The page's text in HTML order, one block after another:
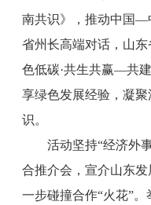
南共识》，推动中国—
省州长高端对话，山
色低碳·共生共赢—共
享绿色发展经验，凝
识。
活动坚持“经济外
合推介会，宣介山东
一步碰撞合作“火花”